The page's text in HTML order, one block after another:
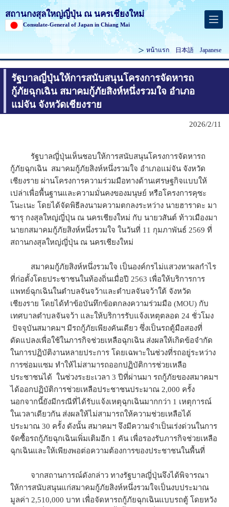
สถานกงสุลใหญ่ญี่ปุ่น ณ นครเชียงใหม่
Consulate-General of Japan in Chiang Mai
หน้าแรก 日本語 Japanese
รัฐบาลญี่ปุ่นให้การสนับสนุนโครงการจัดหารถ
กู้ภัยฉุกเฉิน สมาคมกู้ภัยสิงห์หนึ่งรวมใจ อำเภอ
แม่จัน จังหวัดเชียงราย
2026/2/11
รัฐบาลญี่ปุ่นเห็นชอบให้การสนับสนุนโครงการจัดหารถ
กู้ภัยฉุกเฉิน สมาคมกู้ภัยสิงห์หนึ่งรวมใจ อำเภอแม่จัน จังหวัด
เชียงราย ผ่านโครงการความร่วมมือทางด้านเศรษฐกิจแบบให้
เปล่าเพื่อพื้นฐานและความมั่นคงของมนุษย์ หรือโครงการคุซะ
โนะเนะ โดยได้จัดพิธีลงนามความตกลงระหว่าง นายฮาราดะ มา
ซารุ กงสุลใหญ่ญี่ปุ่น ณ นครเชียงใหม่ กับ นายวสันต์ ท้าวเมืองมา
นายกสมาคมกู้ภัยสิงห์หนึ่งรวมใจ ในวันที่ 11 กุมภาพันธ์ 2569 ที่
สถานกงสุลใหญ่ญี่ปุ่น ณ นครเชียงใหม่
สมาคมกู้ภัยสิงห์หนึ่งรวมใจ เป็นองค์กรไม่แสวงหาผลกำไร
ที่ก่อตั้งโดยประชาชนในท้องถิ่นเมื่อปี 2563 เพื่อให้บริการการ
แพทย์ฉุกเฉินในตำบลจันจว้าและตำบลจันจว้าใต้ จังหวัด
เชียงราย โดยได้ทำข้อบันทึกข้อตกลงความร่วมมือ (MOU) กับ
เทศบาลตำบลจันจว้า และให้บริการรับแจ้งเหตุตลอด 24 ชั่วโมง
ปัจจุบันสมาคมฯ มีรถกู้ภัยเพียงคันเดียว ซึ่งเป็นรถตู้มือสองที่
ดัดแปลงเพื่อใช้ในภารกิจช่วยเหลือฉุกเฉิน ส่งผลให้เกิดข้อจำกัด
ในการปฏิบัติงานหลายประการ โดยเฉพาะในช่วงที่รถอยู่ระหว่าง
การซ่อมแซม ทำให้ไม่สามารถออกปฏิบัติการช่วยเหลือ
ประชาชนได้ ในช่วงระยะเวลา 3 ปีที่ผ่านมา รถกู้ภัยของสมาคมฯ
ได้ออกปฏิบัติการช่วยเหลือประชาชนประมาณ 2,000 ครั้ง
นอกจากนี้ยังมีกรณีที่ได้รับแจ้งเหตุฉุกเฉินมากกว่า 1 เหตุการณ์
ในเวลาเดียวกัน ส่งผลให้ไม่สามารถให้ความช่วยเหลือได้
ประมาณ 30 ครั้ง ดังนั้น สมาคมฯ จึงมีความจำเป็นเร่งด่วนในการ
จัดซื้อรถกู้ภัยฉุกเฉินเพิ่มเติมอีก 1 คัน เพื่อรองรับภารกิจช่วยเหลือ
ฉุกเฉินและให้เพียงพอต่อความต้องการของประชาชนในพื้นที่
จากสถานการณ์ดังกล่าว ทางรัฐบาลญี่ปุ่นจึงได้พิจารณา
ให้การสนับสนุนแก่สมาคมกู้ภัยสิงห์หนึ่งรวมใจเป็นงบประมาณ
มูลค่า 2,510,000 บาท เพื่อจัดหารถกู้ภัยฉุกเฉินแบบรถตู้ โดยหวัง